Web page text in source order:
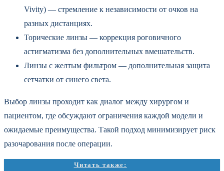
Vivity) — стремление к независимости от очков на
разных дистанциях.
Торические линзы — коррекция роговичного
астигматизма без дополнительных вмешательств.
Линзы с желтым фильтром — дополнительная защита
сетчатки от синего света.
Выбор линзы проходит как диалог между хирургом и
пациентом, где обсуждают ограничения каждой модели и
ожидаемые преимущества. Такой подход минимизирует риск
разочарования после операции.
Читать также: